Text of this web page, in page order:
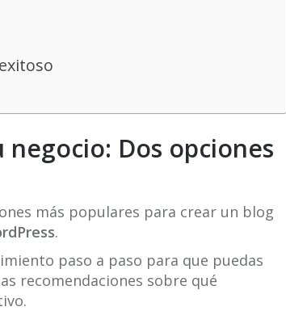
Dos opciones
más populares para crear un blog
.
paso a paso para que puedas
recomendaciones sobre qué